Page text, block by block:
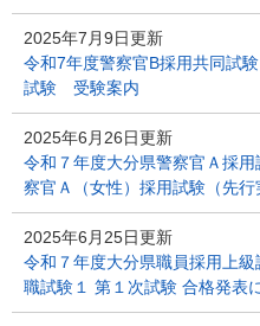
2025年7月9日更新
令和7年度警察官B採用共同試
試験 受験案内
2025年6月26日更新
令和７年度大分県警察官Ａ採
察官Ａ（女性）採用試験（先
2025年6月25日更新
令和７年度大分県職員採用上
職試験１ 第１次試験 合格発表